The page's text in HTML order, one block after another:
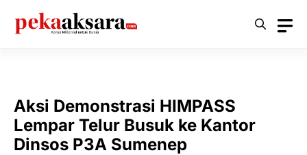
Aksi Demonstrasi HIMPASS
Lempar Telur Busuk ke Kantor
Dinsos P3A Sumenep